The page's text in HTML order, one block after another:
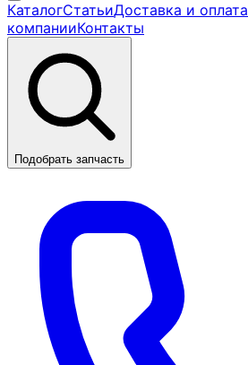
КаталогСтатьиДоставка и оплата
компанииКонтакты
Подобрать запчасть